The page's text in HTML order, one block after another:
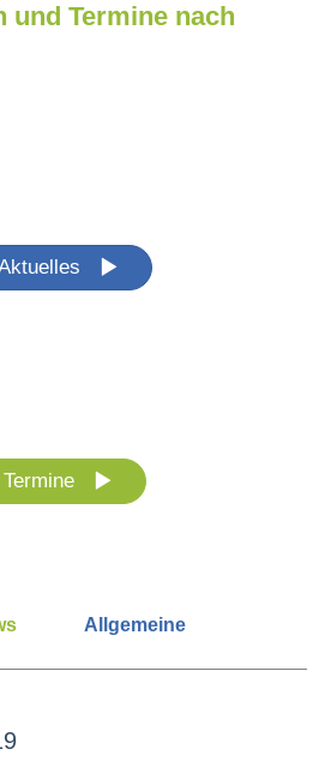
und Termine nach
Termine
Allgemeine